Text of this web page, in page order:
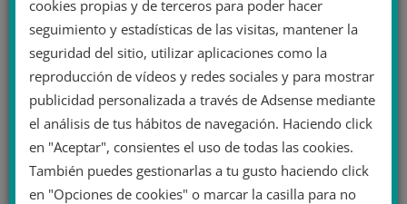
relacionadas con la ciencia, comoThe Big Bang Theory,
Rick y Mortyo Iron Man 2.
Así, pronto los rumores de la compra de Twitter por
parte de Musk no tardaron en asomar. Y él no lo vendió
como una forma de aumentar sus beneficios
económicos, sino que se presentó así mismo como
libertador. Su premisa era que la red social había
dejado de ser el bastión de libertad que había sido en
cookies propias y de terceros para poder hacer
seguimiento y estadísticas de las visitas, mantener la
seguridad del sitio, utilizar aplicaciones como la
reproducción de vídeos y redes sociales y para mostrar
publicidad personalizada a través de Adsense mediante
el análisis de tus hábitos de navegación. Haciendo click
en "Aceptar", consientes el uso de todas las cookies.
También puedes gestionarlas a tu gusto haciendo click
en "Opciones de cookies" o marcar la casilla para no